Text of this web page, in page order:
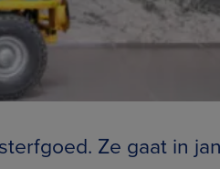
Ze gaat in